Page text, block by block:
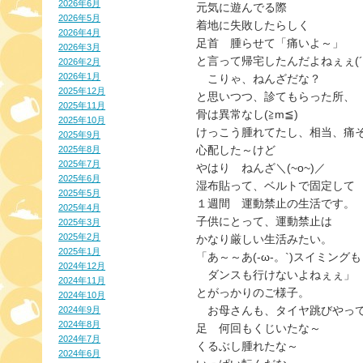
2026年6月
2026年5月
2026年4月
2026年3月
2026年2月
2026年1月
2025年12月
2025年11月
2025年10月
2025年9月
2025年8月
2025年7月
2025年6月
2025年5月
2025年4月
2025年3月
2025年2月
2025年1月
2024年12月
2024年11月
2024年10月
2024年9月
2024年8月
2024年7月
2024年6月
元気に遊んでる際
着地に失敗したらしく
足首　腫らせて「痛いよ～」
と言って帰宅したんだよねぇぇ
こりゃ、ねんざだな？
と思いつつ、診てもらった所、
骨は異常なし(≧m≦)
けっこう腫れてたし、相当、痛
心配した～けど
やはり　ねんざ＼(~o~)／
湿布貼って、ベルトで固定して
１週間　運動禁止の生活です。
子供にとって、運動禁止は
かなり厳しい生活みたい。
「あ～～あ(-ω-。`)スイミングも
ダンスも行けないよねぇぇ」
とがっかりのご様子。
お母さんも、タイヤ跳びやっ
足　何回もくじいたな～
くるぶし腫れたな～